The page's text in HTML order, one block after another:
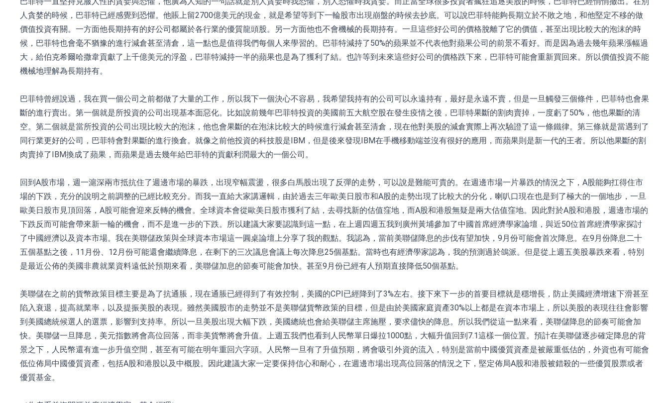
人貪婪的時候，巴菲特已經感覺到恐懼。他賬上留2700億美元的現金，就是希望等到下一輪股市出現崩盤的時候去抄底。可以說巴菲特能夠長期立於不敗之地，和他堅定不移的做
價值投資有關。一方面他長期持有的好公司都屬於各行業的優質龍頭股。另一方面他也不會機械的長期持有。一旦這些好公司的價格脫離了它的價值，甚至出現比較大的泡沫的時
候，巴菲特也會毫不猶豫的進行減倉甚至清倉，這一點也是值得我們每個人來學習的。巴菲特減持了50%的蘋果並不代表他對蘋果公司的前景不看好。而是因為過去幾年蘋果漲幅過
大，給伯克希爾哈撒韋貢獻了上千億美元的浮盈，巴菲特減持一半的蘋果也是為了獲利了結。也許等到未來這些好公司的價格跌下來，巴菲特可能會重新買回來。所以價值投資不能
機械地理解為長期持有。
巴菲特曾經說過，我在買一個公司之前都做了大量的工作，所以我下一個決心不容易，我希望我持有的公司可以永遠持有，最好是永遠不賣，但是一旦觸發三個條件，巴菲特也會果
斷的進行賣出。第一個就是所投資的公司出現基本面惡化。比如說前幾年巴菲特投資的美國前五大航空股在發生疫情之後，巴菲特果斷的割肉賣掉，一度虧了50%，他也果斷的清
空。第二個就是當所投資的公司出現比較大的泡沫，他也會果斷的在泡沫比較大的時候進行減倉甚至清倉，現在他對美股的減倉實際上再次驗證了這一條鐵律。第三條就是當遇到了
同行業更好的公司，巴菲特會對果斷的進行換倉。就像之前他投資的科技股是IBM，但是後來發現IBM在手機移動端並沒有很好的應用，而蘋果則是新一代的王者。所以他果斷的割
肉賣掉了IBM換成了蘋果，而蘋果是過去幾年給巴菲特的貢獻利潤最大的一個公司。
回到A股市場，週一滬深兩市抵抗住了週邊市場的暴跌，出現窄幅震盪，很多白馬股出現了反彈的走勢，可以說是難能可貴的。在週邊市場一片暴跌的情況之下，A股能夠扛得住市
場的下跌，充分的說明之前調整的已經比較充分。而我一直給大家講邏輯，由於過去三年歐美日股市和A股的走勢出現了比較大的分化，喇叭口現在也是到了極大的一個地步，一旦
歐美日股市見頂回落，A股可能會迎來反轉的機會。全球資本會從歐美日股市獲利了結，去尋找新的估值窪地，而A股和港股無疑是兩大估值窪地。因此對於A股和港股，週邊市場的
下跌反而可能會帶來新一輪的機會，而不是進一步的下跌。所以建議大家要認識到這一點，在上週四週五我到廣州黃埔參加了中國首席經濟學家論壇，與近50位首席經濟學家探討
了中國經濟以及資本市場。我在美聯儲政策與全球資本市場這一圓桌論壇上分享了我的觀點。我認為，當前美聯儲降息的步伐有望加快，9月份可能會首次降息。在9月份降息二十
五個基點之後，11月份、12月份可能還會繼續降息，在剩下的三次議息會議上每次降息25個基點。當時也有經濟學家認為，我的預測過於鴿派。但是從上週五美股暴跌來看，特別
是最近公佈的美國非農就業資料遠低於預期來看，美聯儲加息的節奏可能會加快。甚至9月份已經有人預期直接降低50個基點。
美聯儲在之前的貨幣政策目標主要是為了抗通脹，現在通脹已經得到了有效控制，美國的CPI已經降到了3%左右。接下來下一步的首要目標就是穩增長，防止美國經濟增速下滑甚至
陷入衰退，提高就業率，以及提振美股的表現。雖然美國股市的走勢並不是美聯儲貨幣政策的目標，但是由於美國家庭資產30%以上都是在資本市場上，所以美股的表現往往會影響
到美國總統候選人的選票，影響到支持率。所以一旦美股出現大幅下跌，美國總統也會給美聯儲主席施壓，要求儘快的降息。所以我們從這一點來看，美聯儲降息的節奏可能會加
快。美聯儲一旦降息，美元指數將會高位回落，而非美貨幣將會升值。上週五我們也看到人民幣單日爆拉1000點，大幅升值回到7.1這樣一個位置。預計在美聯儲逐步確定降息的背
景之下，人民幣還有進一步升值空間，甚至有可能在明年重回六字頭。人民幣一旦有了升值預期，將會吸引外資的流入，特別是當前中國優質資產是被嚴重低估的，外資也有可能會
低位佈局中國優質資產，包括A股和港股以及中概股。因此建議大家一定要保持信心和耐心，在週邊市場出現高位回落的情況之下，堅定佈局A股和港股被錯殺的一些優質股票或者
優質基金。